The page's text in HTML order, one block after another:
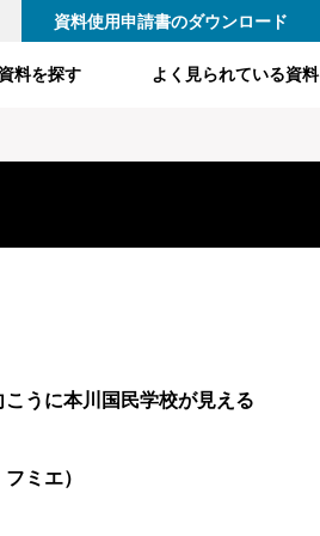
資料使用申請書のダウンロード
料を探す よく見られている資料
うに本川国民学校が見える
ミエ）